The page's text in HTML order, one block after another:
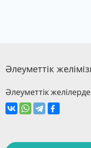
Әлеуметтік
Әлеуметтік